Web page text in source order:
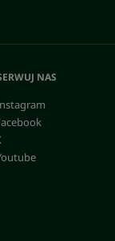
NAS